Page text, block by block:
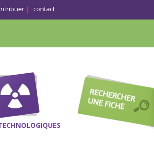
contact